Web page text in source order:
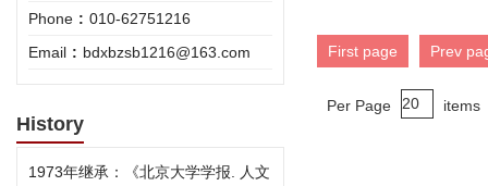
Phone : 010-62751216
Email : bdxbzsb1216@163.com
History
1973年继承：《北京大学学报. 人文
First page Prev
Per Page items